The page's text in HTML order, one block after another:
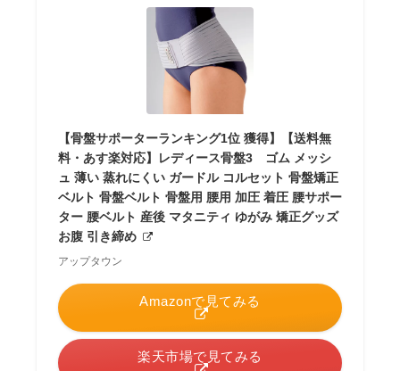
【骨盤サポーターランキング1位 獲得】【送料無
料・あす楽対応】レディース骨盤3 ゴム メッシ
ュ 薄い 蒸れにくい ガードル コルセット 骨盤矯正
ベルト 骨盤ベルト 骨盤用 腰用 加圧 着圧 腰サポー
ター 腰ベルト 産後 マタニティ ゆがみ 矯正グッズ
お腹 引き締め
アップタウン
Amazonで見てみる
楽天市場で見てみる